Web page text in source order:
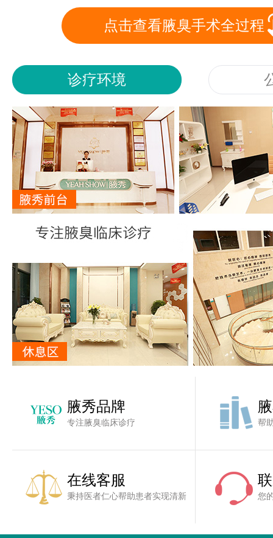
点击查看腋臭手术全过程
诊疗环境
腋秀品牌
专注腋臭临床诊疗 帮
在线客服
秉持医者仁心帮助患者实现清新 您